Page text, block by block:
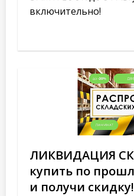
включительно!
ЛИКВИДАЦИЯ
купить по
и получи